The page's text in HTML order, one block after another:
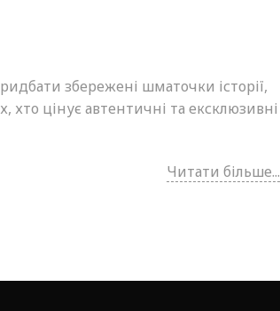
збережені шматочки історії,
хто цінує автентичні та ексклюзивні
Читати більше...